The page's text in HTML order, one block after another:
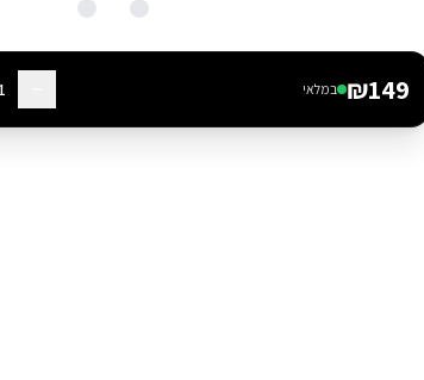
₪149 במלאי 1